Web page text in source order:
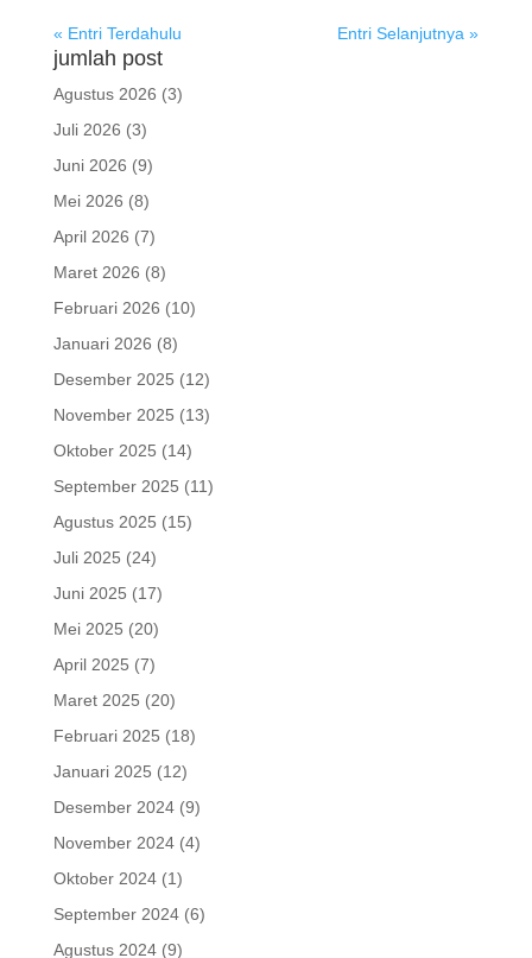
« Entri Terdahulu Entri Selanjutnya »
jumlah post
Agustus 2026 (3)
Juli 2026 (3)
Juni 2026 (9)
Mei 2026 (8)
April 2026 (7)
Maret 2026 (8)
Februari 2026 (10)
Januari 2026 (8)
Desember 2025 (12)
November 2025 (13)
Oktober 2025 (14)
September 2025 (11)
Agustus 2025 (15)
Juli 2025 (24)
Juni 2025 (17)
Mei 2025 (20)
April 2025 (7)
Maret 2025 (20)
Februari 2025 (18)
Januari 2025 (12)
Desember 2024(9)
November 2024(4)
Oktober 2024(1)
September 2024(6)
Agustus 2024(9)